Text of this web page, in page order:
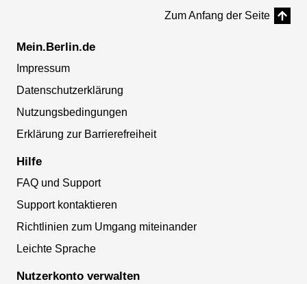
Zum Anfang der Seite
Mein.Berlin.de
Impressum
Datenschutzerklärung
Nutzungsbedingungen
Erklärung zur Barrierefreiheit
Hilfe
FAQ und Support
Support kontaktieren
Richtlinien zum Umgang miteinander
Leichte Sprache
Nutzerkonto verwalten